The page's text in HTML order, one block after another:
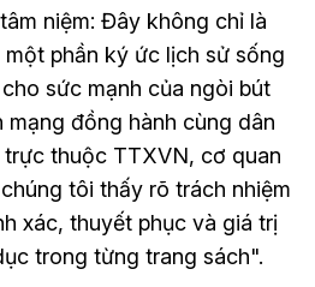
niệm: Đây không chỉ là
phần ký ức lịch sử sống
sức mạnh của ngòi bút
đồng hành cùng dân
thuộc TTXVN, cơ quan
tôi thấy rõ trách nhiệm
xác, thuyết phục và giá trị
trong từng trang sách".